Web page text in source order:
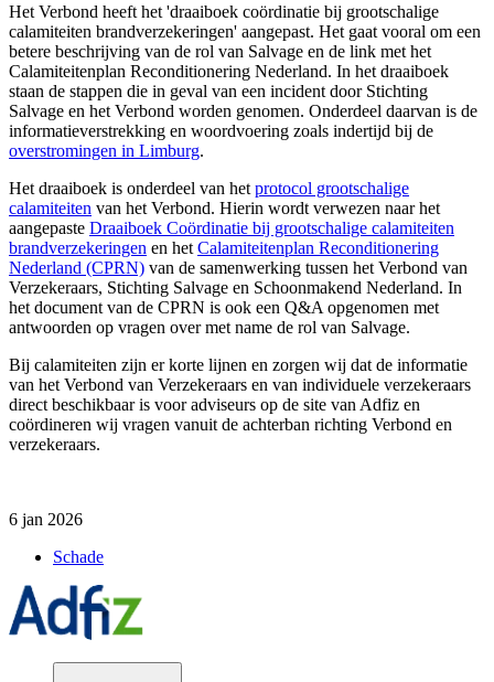
Het Verbond heeft het 'draaiboek coördinatie bij grootschalige
calamiteiten brandverzekeringen' aangepast. Het gaat vooral om een
betere beschrijving van de rol van Salvage en de link met het
Calamiteitenplan Reconditionering Nederland. In het draaiboek
staan de stappen die in geval van een incident door Stichting
Salvage en het Verbond worden genomen. Onderdeel daarvan is de
informatieverstrekking en woordvoering zoals indertijd bij de
overstromingen in Limburg.
Het draaiboek is onderdeel van het protocol grootschalige
calamiteiten van het Verbond. Hierin wordt verwezen naar het
aangepaste Draaiboek Coördinatie bij grootschalige calamiteiten
brandverzekeringen en het Calamiteitenplan Reconditionering
Nederland (CPRN) van de samenwerking tussen het Verbond van
Verzekeraars, Stichting Salvage en Schoonmakend Nederland. In
het document van de CPRN is ook een Q&A opgenomen met
antwoorden op vragen over met name de rol van Salvage.
Bij calamiteiten zijn er korte lijnen en zorgen wij dat de informatie
van het Verbond van Verzekeraars en van individuele verzekeraars
direct beschikbaar is voor adviseurs op de site van Adfiz en
coördineren wij vragen vanuit de achterban richting Verbond en
verzekeraars.
6 jan 2026
Schade